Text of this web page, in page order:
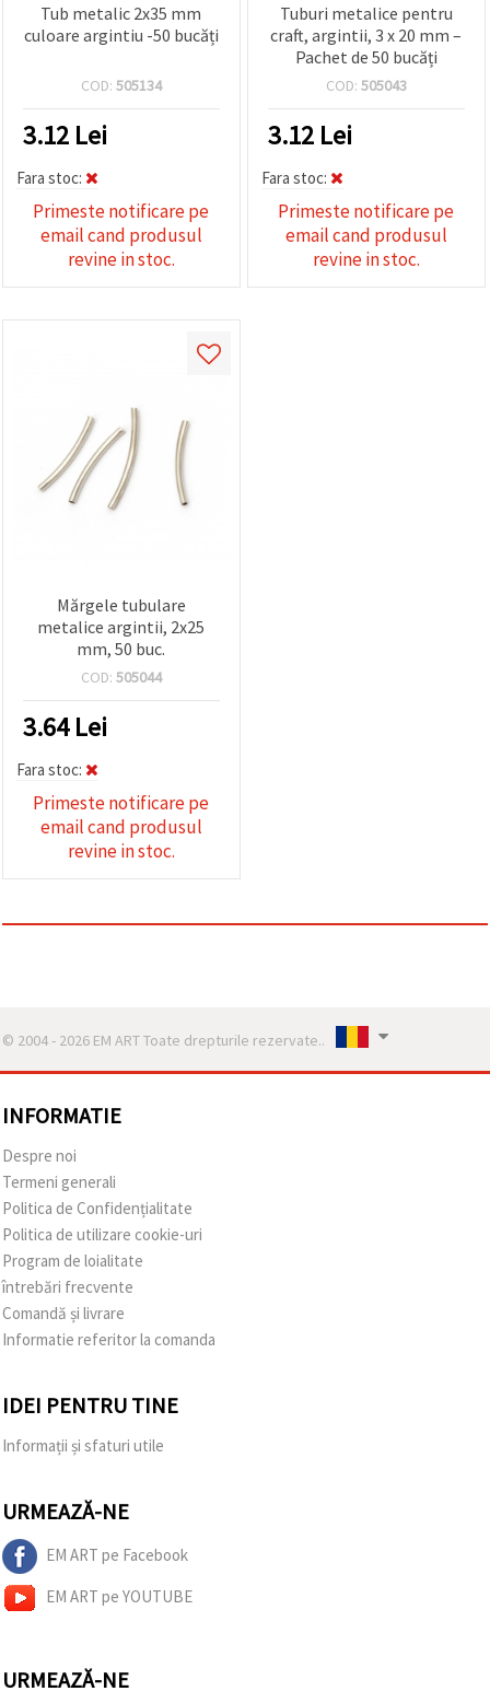
Tub metalic 2x35 mm
culoare argintiu -50 bucăți
COD: 505134
3.12 Lei
Fara stoc:
Primeste notificare pe
email cand produsul
revine in stoc.
Tuburi metalice pentru
craft, argintii, 3 x 20 mm –
Pachet de 50 bucăți
COD: 505043
3.12 Lei
Fara stoc:
Primeste notificare pe
email cand produsul
revine in stoc.
Mărgele tubulare
metalice argintii, 2x25
mm, 50 buc.
COD: 505044
3.64Lei
Fara stoc:
Primeste notificare pe
email cand produsul
revine in stoc.
© 2004 - 2026 EM ART Toate drepturile rezervate..
INFORMATIE
Despre noi
Termeni generali
Politica de Confidențialitate
Politica de utilizare cookie-uri
Program de loialitate
întrebări frecvente
Comandă și livrare
Informatie referitor la comanda
IDEI PENTRU TINE
Informații și sfaturi utile
URMEAZĂ-NE
EM ART pe Facebook
EM ART pe YOUTUBE
URMEAZĂ-NE